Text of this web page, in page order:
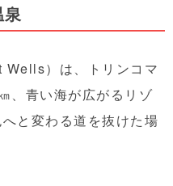
）は、トリンコマ
、青い海が広がるリゾ
と変わる道を抜けた場